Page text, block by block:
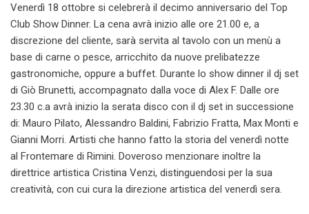
Venerdì 18 ottobre si celebrerà il decimo anniversario del Top
Club Show Dinner. La cena avrà inizio alle ore 21.00 e, a
discrezione del cliente, sarà servita al tavolo con un menù a
base di carne o pesce, arricchito da nuove prelibatezze
gastronomiche, oppure a buffet. Durante lo show dinner il dj set
di Giò Brunetti, accompagnato dalla voce di Alex F. Dalle ore
23.30 c.a avrà inizio la serata disco con il dj set in successione
di: Mauro Pilato, Alessandro Baldini, Fabrizio Fratta, Max Monti e
Gianni Morri. Artisti che hanno fatto la storia del venerdì notte
al Frontemare di Rimini. Doveroso menzionare inoltre la
direttrice artistica Cristina Venzi, distinguendosi per la sua
creatività, con cui cura la direzione artistica del venerdì sera.